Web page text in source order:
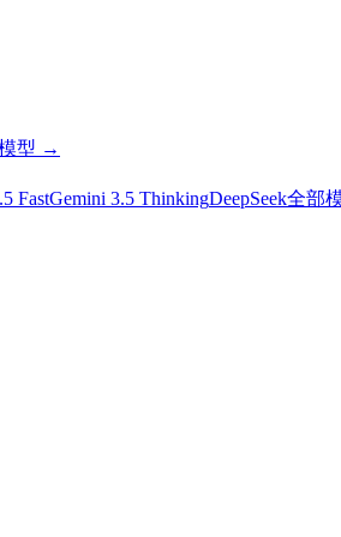
型 →
FastGemini 3.5 ThinkingDeepSeek全部